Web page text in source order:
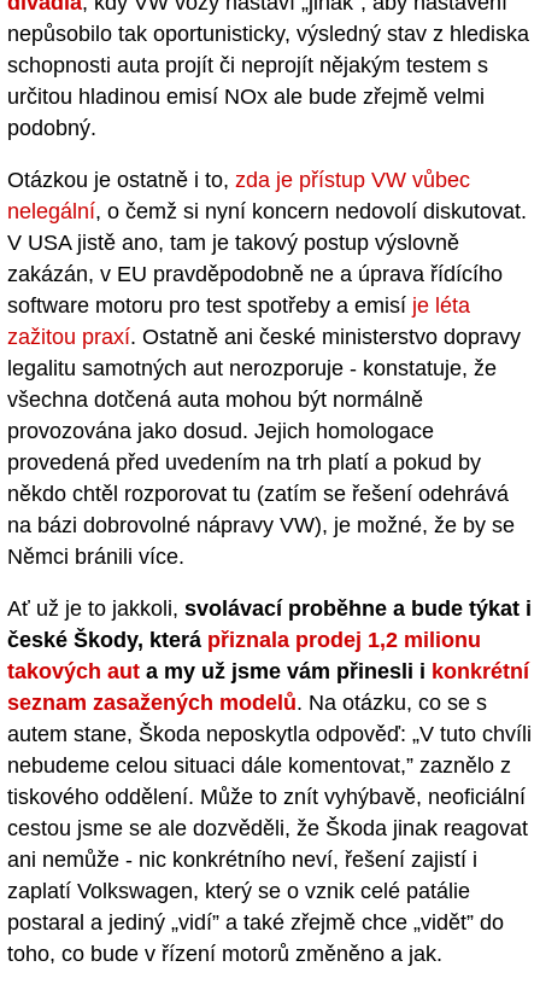
nepůsobilo tak oportunisticky, výsledný stav z hlediska
schopnosti auta projít či neprojít nějakým testem s
určitou hladinou emisí NOx ale bude zřejmě velmi
podobný.
Otázkou je ostatně i to, zda je přístup VW vůbec
nelegální, o čemž si nyní koncern nedovolí diskutovat.
V USA jistě ano, tam je takový postup výslovně
zakázán, v EU pravděpodobně ne a úprava řídícího
software motoru pro test spotřeby a emisí je léta
zažitou praxí. Ostatně ani české ministerstvo dopravy
legalitu samotných aut nerozporuje - konstatuje, že
všechna dotčená auta mohou být normálně
provozována jako dosud. Jejich homologace
provedená před uvedením na trh platí a pokud by
někdo chtěl rozporovat tu (zatím se řešení odehrává
na bázi dobrovolné nápravy VW), je možné, že by se
Němci bránili více.
Ať už je to jakkoli, svolávací proběhne a bude týkat i
české Škody, která přiznala prodej 1,2 milionu
takových aut a my už jsme vám přinesli i konkrétní
seznam zasažených modelů. Na otázku, co se s
autem stane, Škoda neposkytla odpověď: „V tuto chvíli
nebudeme celou situaci dále komentovat,” zaznělo z
tiskového oddělení. Může to znít vyhýbavě, neoficiální
cestou jsme se ale dozvěděli, že Škoda jinak reagovat
ani nemůže - nic konkrétního neví, řešení zajistí i
zaplatí Volkswagen, který se o vznik celé patálie
postaral a jediný „vidí” a také zřejmě chce „vidět” do
toho, co bude v řízení motorů změněno a jak.